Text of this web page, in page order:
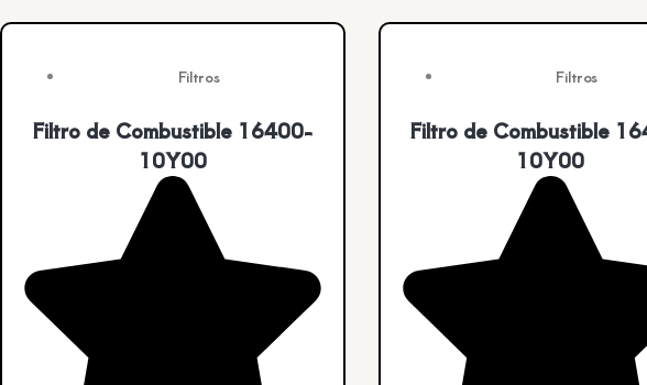
Filtros
Filtro de Combustible 16400-
10Y00
Filtros
Filtro de Combustible
10Y00